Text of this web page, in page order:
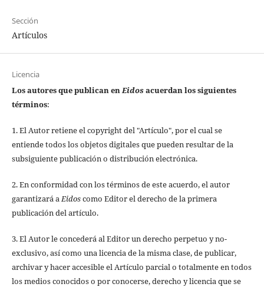
Sección
Artículos
Licencia
Los autores que publican enEidosacuerdan los siguientes
términos:
1. El Autor retiene el copyright del "Artículo", por el cual se
entiende todos los objetos digitales que pueden resultar de la
subsiguiente publicación o distribución electrónica.
2. En conformidad con los términos de este acuerdo, el autor
garantizará aEidoscomo Editor el derecho de la primera
publicación del artículo.
3. El Autor le concederá al Editor un derecho perpetuo y no-
exclusivo, así como una licencia de la misma clase, de publicar,
archivar y hacer accesible el Artículo parcial o totalmente en todos
los medios conocidos o por conocerse, derecho y licencia que se